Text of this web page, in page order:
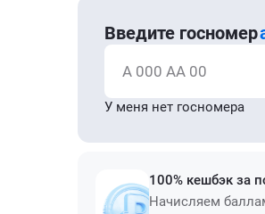
Введите госномер
А 000 АА 00
У меня нет госномера
100% кешбэк за
Начисляем